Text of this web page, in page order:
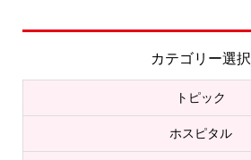
カテゴリー選択
トピック
ホスピタル